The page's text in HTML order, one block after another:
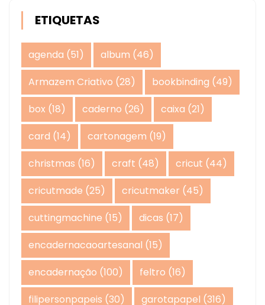
ETIQUETAS
agenda (51) album (46)
Armazem Criativo (28) bookbinding (49)
box (18) caderno (26) caixa (21)
card (14) cartonagem (19)
christmas (16) craft (48) cricut (44)
cricutmade (25) cricutmaker (45)
cuttingmachine (15) dicas (17)
encadernacaoartesanal (15)
encadernação (100) feltro (16)
filipersonpapeis (30) garotapapel (316)